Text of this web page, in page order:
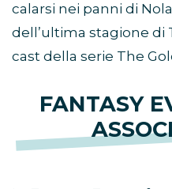
calarsi nei panni di
dell’ultima stagione di
cast della serie The
FANTASY